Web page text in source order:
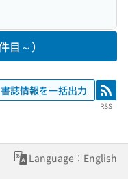
目～）
書誌情報を一括出力 RSS
RSS
Language：English